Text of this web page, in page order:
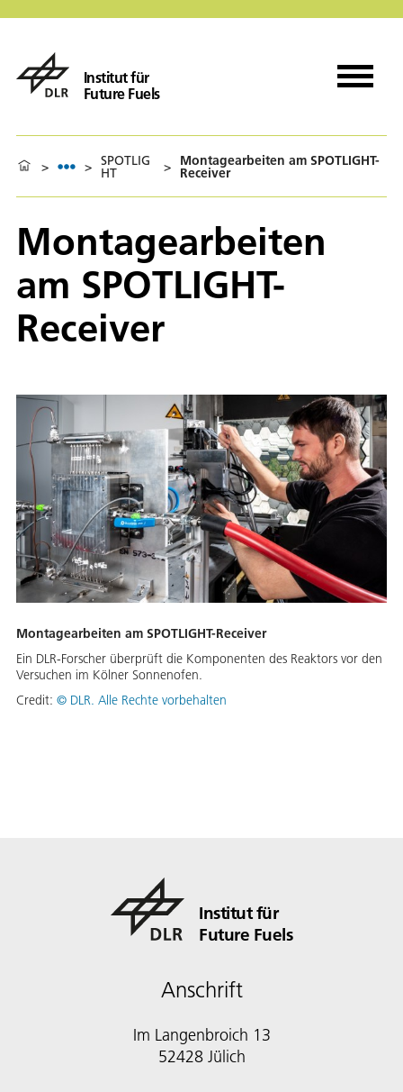
Institut für
Future Fuels
> > SPOTLIG
HT > Montagearbeiten am SPOTLIGHT-
Receiver
Montagearbeiten
am SPOTLIGHT-
Receiver
Montagearbeiten am SPOTLIGHT-Receiver
Ein DLR-Forscher überprüft die Komponenten des Reaktors vor den
Versuchen im Kölner Sonnenofen.
Credit: © DLR. Alle Rechte vorbehalten
Institut für
Future Fuels
Anschrift
Im Langenbroich 13
52428 Jülich